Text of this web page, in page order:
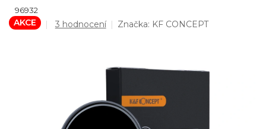
96932
AKCE
Průměrné
hvězdiček.
3 hodnocení Značka: KF CONCEPT